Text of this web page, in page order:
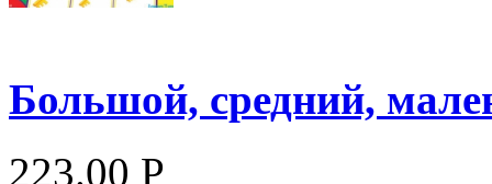
Большой, средний,
223.00 Р